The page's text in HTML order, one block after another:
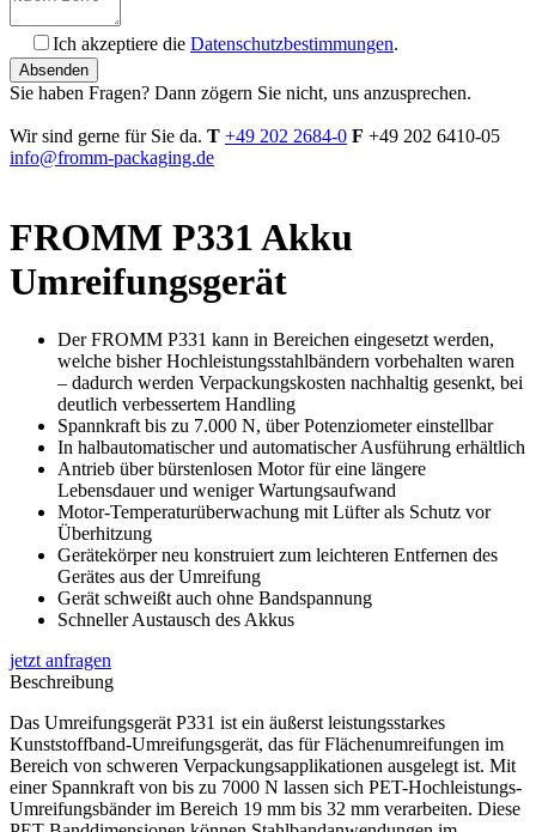
Ich akzeptiere die Datenschutzbestimmungen.
Bitte
füllen
dieses
Feld
nicht
Sie haben Fragen? Dann zögern Sie nicht, uns anzusprechen.
Wir sind gerne für Sie da. T +49 202 2684-0 F +49 202 6410-05
info@fromm-packaging.de
FROMM P331 Akku
Umreifungsgerät
Der FROMM P331 kann in Bereichen eingesetzt werden,
welche bisher Hochleistungsstahlbändern vorbehalten waren
– dadurch werden Verpackungskosten nachhaltig gesenkt, bei
deutlich verbessertem Handling
Spannkraft bis zu 7.000 N, über Potenziometer einstellbar
In halbautomatischer und automatischer Ausführung erhältlich
Antrieb über bürstenlosen Motor für eine längere
Lebensdauer und weniger Wartungsaufwand
Motor-Temperaturüberwachung mit Lüfter als Schutz vor
Überhitzung
Gerätekörper neu konstruiert zum leichteren Entfernen des
Gerätes aus der Umreifung
Gerät schweißt auch ohne Bandspannung
Schneller Austausch des Akkus
jetzt anfragen
Beschreibung
Das Umreifungsgerät P331 ist ein äußerst leistungsstarkes
Kunststoffband-Umreifungsgerät, das für Flächenumreifungen im
Bereich von schweren Verpackungsapplikationen ausgelegt ist. Mit
einer Spannkraft von bis zu 7000 N lassen sich PET-Hochleistungs-
Umreifungsbänder im Bereich 19 mm bis 32 mm verarbeiten. Diese